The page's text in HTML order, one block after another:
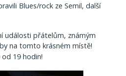
Blues/rock ze Semil, další
události přátelům, známým
na tomto krásném místě!
od 19 hodin!